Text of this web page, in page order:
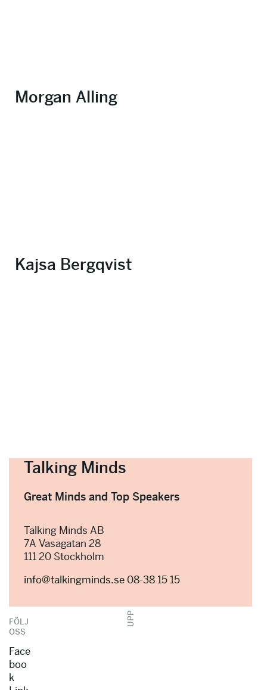
Morgan Alling
Kajsa Bergqvist
Talking Minds
Great Minds and Top Speakers
Talking Minds AB
7A Vasagatan 28
111 20 Stockholm
info@talkingminds.se08-38 15 15
UPP
FÖLJ
OSS
Face
boo
k